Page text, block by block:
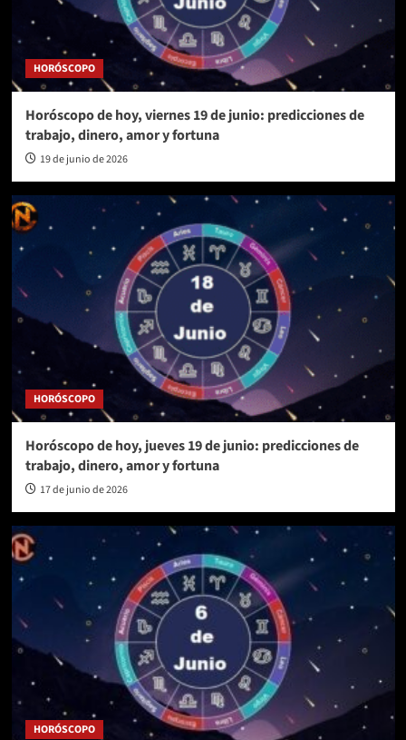
HORÓSCOPO
Horóscopo de hoy, viernes 19 de junio: predicciones de
trabajo, dinero, amor y fortuna
19 de junio de 2026
HORÓSCOPO
Horóscopo de hoy, jueves 19 de junio: predicciones de
trabajo, dinero, amor y fortuna
17 de junio de 2026
HORÓSCOPO